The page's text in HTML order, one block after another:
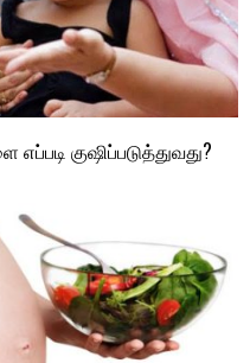
குஷிப்படுத்துவது?